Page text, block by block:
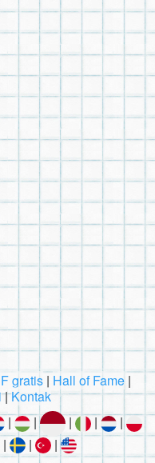
gratis| Hall of Fame|
|Kontak
| | | |
|
| | |